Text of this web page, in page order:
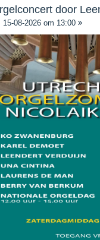
door
15-08-2026 om 13:00